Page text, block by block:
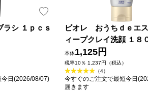
ラシ １ｐｃｓ
日(2026/08/07)
ビオレ おうちｄｅエ
ィープクレイ洗顔 １８
本体1,125円
税率10％ 1,237円（税込）
（4）
今すぐのご注文で最短今日
届きます